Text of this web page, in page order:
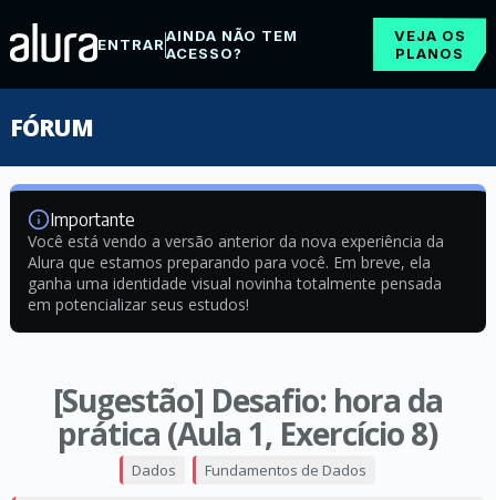
ENTRARAINDA NÃO TEM
ACESSO?
VEJA OS
PLANOS
FÓRUM
Importante
Você está vendo a versão anterior da nova experiência da
Alura que estamos preparando para você. Em breve, ela
ganha uma identidade visual novinha totalmente pensada
em potencializar seus estudos!
[Sugestão] Desafio: hora da
prática (Aula 1, Exercício 8)
Dados Fundamentos de Dados